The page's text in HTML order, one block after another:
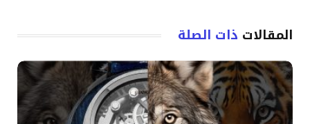
المقالات ذات الصلة